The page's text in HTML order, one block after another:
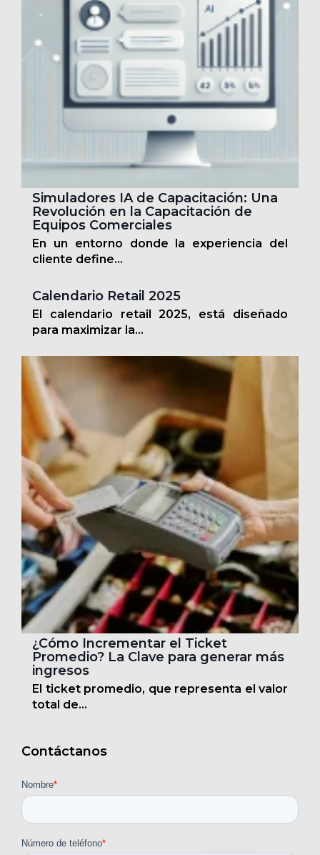
Simuladores IA de Capacitación: Una
Revolución en la Capacitación de
Equipos Comerciales
En un entorno donde la experiencia del
cliente define...
Calendario Retail 2025
El calendario retail 2025, está diseñado
para maximizar la...
¿Cómo Incrementar el Ticket
Promedio? La Clave para generar más
ingresos
El ticket promedio, que representa el valor
total de...
Contáctanos